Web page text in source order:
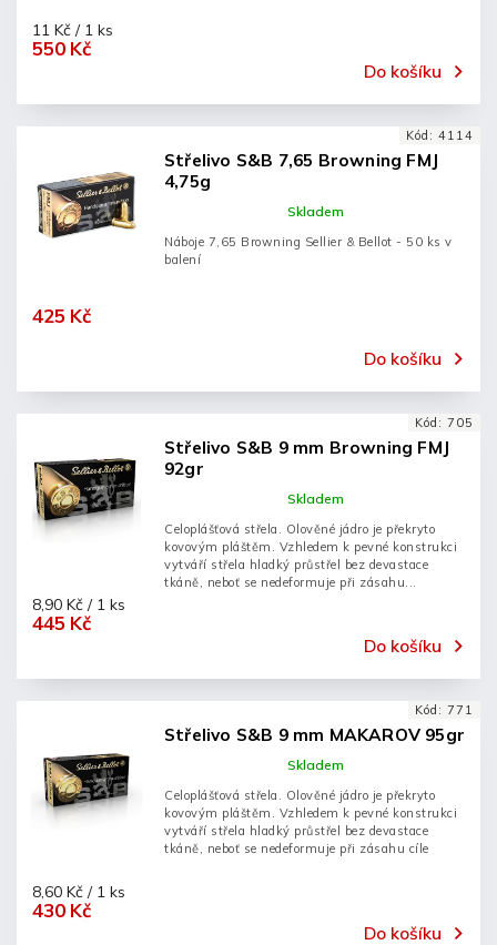
550 Kč
11 Kč / 1 ks
Do košíku
Střelivo S&B 7,65 Browning FMJ
4,75g
Skladem
425 Kč
Do košíku
Náboje 7,65 Browning Sellier & Bellot - 50 ks v
balení
Kód: 4114
Střelivo S&B 9 mm Browning FMJ
92gr
Skladem
445 Kč
8,90 Kč / 1 ks
Do košíku
Celoplášťová střela. Olověné jádro je překryto
kovovým pláštěm. Vzhledem k pevné konstrukci
vytváří střela hladký průstřel bez devastace
tkáně, neboť se nedeformuje při zásahu...
Kód: 705
Střelivo S&B 9 mm MAKAROV 95gr
Skladem
430 Kč
8,60 Kč / 1 ks
Do košíku
Celoplášťová střela. Olověné jádro je překryto
kovovým pláštěm. Vzhledem k pevné konstrukci
vytváří střela hladký průstřel bez devastace
tkáně, neboť se nedeformuje při zásahu cíle
Kód: 771